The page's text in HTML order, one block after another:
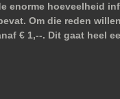
enorme hoeveelheid
Om die reden
€ 1,--. Dit gaat heel